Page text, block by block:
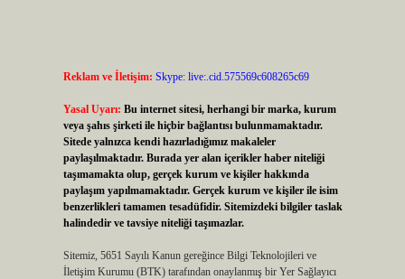
Reklam ve İletişim: Skype: live:.cid.575569c608265c69
Yasal Uyarı: Bu internet sitesi, herhangi bir marka, kurum
veya şahıs şirketi ile hiçbir bağlantısı bulunmamaktadır.
Sitede yalnızca kendi hazırladığımız makaleler
paylaşılmaktadır. Burada yer alan içerikler haber niteliği
taşımamakta olup, gerçek kurum ve kişiler hakkında
paylaşım yapılmamaktadır. Gerçek kurum ve kişiler ile isim
benzerlikleri tamamen tesadüfidir. Sitemizdeki bilgiler taslak
halindedir ve tavsiye niteliği taşımazlar.
Sitemiz, 5651 Sayılı Kanun gereğince Bilgi Teknolojileri ve
İletişim Kurumu (BTK) tarafından onaylanmış bir Yer Sağlayıcı